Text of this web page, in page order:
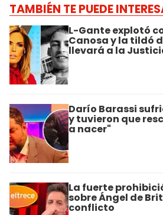
TAMBIÉN TE PUEDE
L-Gante explotó
Canosa y la tildó
llevará a la
Darío Barassi
y tuvieron que
a nacer"
La fuerte
sobre Ángel de
conflicto